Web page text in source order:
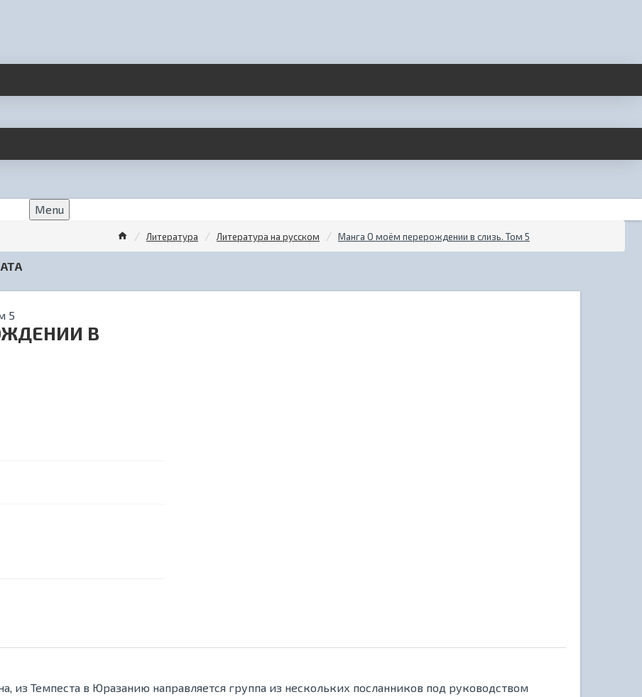
Menu
Литература Литература на русском Манга О моём перерождении в слизь. Том 5
В
из Темпеста в Юразанию направляется группа из нескольких посланников под руководством